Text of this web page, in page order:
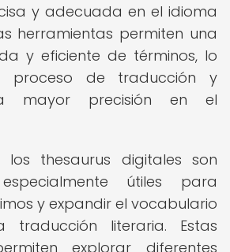
y adecuada en el idioma
herramientas permiten una
y eficiente de términos, lo
proceso de traducción y
mayor precisión en el
thesaurus digitales son
útiles para
y expandir el vocabulario
traducción literaria. Estas
explorar diferentes